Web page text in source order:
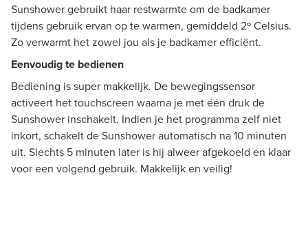
Sunshower gebruikt haar restwarmte om de badkamer
tijdens gebruik ervan op te warmen, gemiddeld 2º Celsius.
Zo verwarmt het zowel jou als je badkamer efficiënt.
Eenvoudig te bedienen
Bediening is super makkelijk. De bewegingssensor
activeert het touchscreen waarna je met één druk de
Sunshower inschakelt. Indien je het programma zelf niet
inkort, schakelt de Sunshower automatisch na 10 minuten
uit. Slechts 5 minuten later is hij alweer afgekoeld en klaar
voor een volgend gebruik. Makkelijk en veilig!